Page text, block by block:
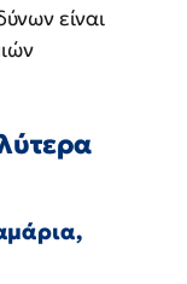
είναι